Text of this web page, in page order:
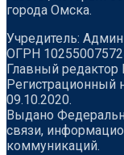
города Омска.
Учредитель:
ОГРН
Главный редактор
09.10.2020.
Выдано
связи,
коммуникаций.